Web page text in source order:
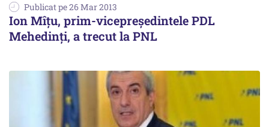
Publicat pe 26 Mar 2013
Ion Mîţu, prim-vicepreşedintele PDL
Mehedinţi, a trecut la PNL